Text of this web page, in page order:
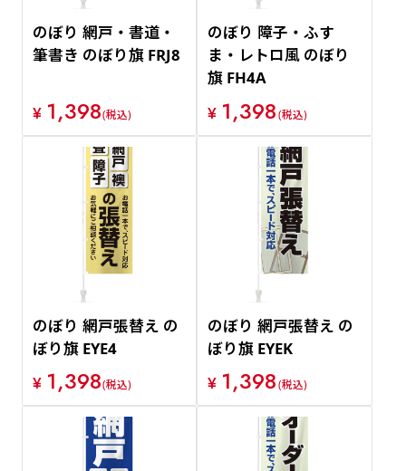
のぼり 網戸・書道・
筆書き のぼり旗 FRJ8
¥ 1,398(税込)
のぼり 障子・ふす
ま・レトロ風 のぼり
旗 FH4A
¥ 1,398(税込)
のぼり 網戸張替え の
ぼり旗 EYE4
¥ 1,398(税込)
のぼり 網戸張替え の
ぼり旗 EYEK
¥ 1,398(税込)